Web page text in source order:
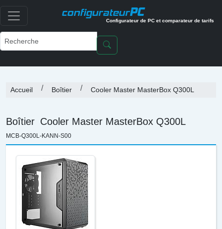
configurateurPC
Configurateur de PC et comparateur de tarifs
Accueil Boîtier Cooler Master MasterBox Q300L
Boîtier Cooler Master MasterBox Q300L
MCB-Q300L-KANN-S00